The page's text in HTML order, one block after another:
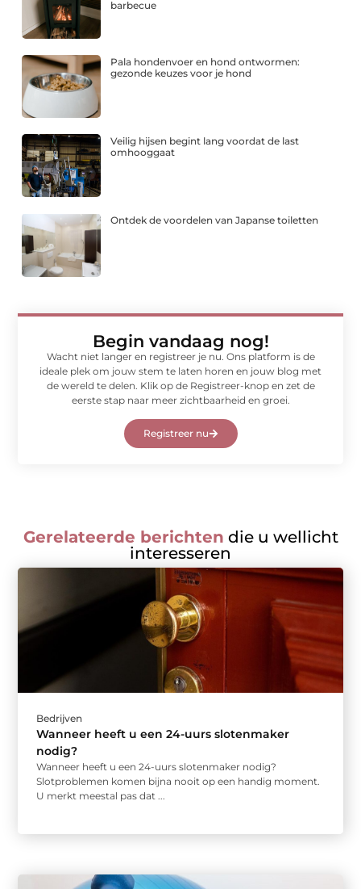
barbecue
Pala hondenvoer en hond ontwormen:
gezonde keuzes voor je hond
Veilig hijsen begint lang voordat de last
omhooggaat
Ontdek de voordelen van Japanse toiletten
Begin vandaag nog!
Wacht niet langer en registreer je nu. Ons platform is de
ideale plek om jouw stem te laten horen en jouw blog met
de wereld te delen. Klik op de Registreer-knop en zet de
eerste stap naar meer zichtbaarheid en groei.
Registreer nu
Gerelateerde berichten die u wellicht
interesseren
Bedrijven
Wanneer heeft u een 24-uurs slotenmaker
nodig?
Wanneer heeft u een 24-uurs slotenmaker nodig?
Slotproblemen komen bijna nooit op een handig moment.
U merkt meestal pas dat ...